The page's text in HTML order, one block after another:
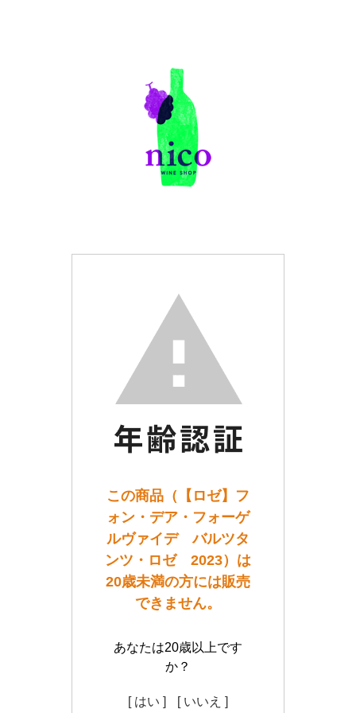
この商品（【ロゼ】フ
ォン・デア・フォーゲ
ルヴァイデ バルツタ
ンツ・ロゼ 2023）は
20歳未満の方には販売
できません。
あなたは20歳以上です
か？
[ はい ] [ いいえ ]